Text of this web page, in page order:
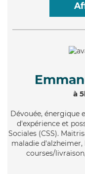
à
Dévouée, énergique
d'expérience et
Sociales (CSS).
maladie
courses/